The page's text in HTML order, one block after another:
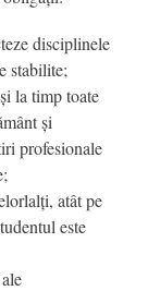
disciplinele
stabilite;
la timp toate
și
profesionale
atât pe
este